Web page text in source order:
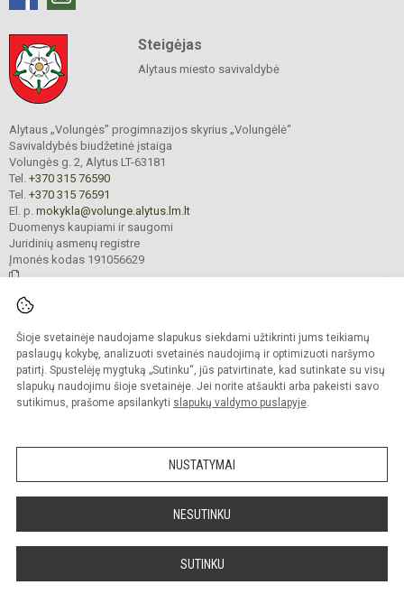
Šioje svetainėje naudojame slapukus siekdami užtikrinti jums teikiamų
paslaugų kokybę, analizuoti svetainės naudojimą ir optimizuoti naršymo
patirtį. Spustelėję mygtuką „Sutinku“, jūs patvirtinate, kad sutinkate su visų
slapukų naudojimu šioje svetainėje. Jei norite atšaukti arba pakeisti savo
sutikimus, prašome apsilankyti slapukų valdymo puslapyje.
NUSTATYMAI
NESUTINKU
SUTINKU
Steigėjas
Alytaus miesto savivaldybė
Alytaus „Volungės" progimnazijos skyrius „Volungėlė“
Savivaldybės biudžetinė įstaiga
Volungės g. 2, Alytus LT-63181
Tel. +370 315 76590
Tel. +370 315 76591
El. p. mokykla@volunge.alytus.lm.lt
Duomenys kaupiami ir saugomi
Juridinių asmenų registre
Įmonės kodas 191056629
saugomos.
Kopijuoti turinį be raštiško įstaigos administracijos sutikimo griežtai draudžiama.
Prieinamumo paraiška Slapukų valdymas
Sumanus būdas atnaujinti